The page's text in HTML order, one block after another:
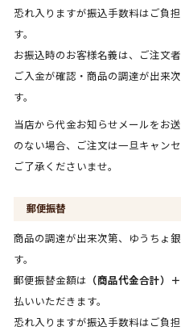
恐れ入りますが振込手数料はご負
す。
お振込時のお客様名義は、ご注文
ご入金が確認・商品の調達が出来
す。
当店から代金お知らせメールをお
のない場合、ご注文は一旦キャン
ご了承くださいませ。
郵便振替
商品の調達が出来次第、ゆうちょ
す。
郵便振替金額は （商品代金合計）
払いいただきます。
恐れ入りますが振込手数料はご負